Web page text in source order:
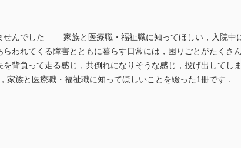
せんでした―― 家族と医療職・福祉職に知ってほしい，入院中
われてくる障害とともに暮らす日常には，困りごとがたくさん
背負って走る感じ，共倒れになりそうな感じ，投げ出してし
家族と医療職・福祉職に知ってほしいことを綴った1冊です．